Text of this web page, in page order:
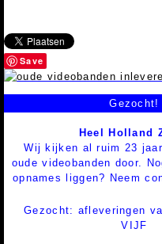
Save
Gezocht!
Heel Holland
Wij kijken al ruim 23
oude videobanden door.
opnames liggen? Neem
Gezocht: afleveringen
VIJF